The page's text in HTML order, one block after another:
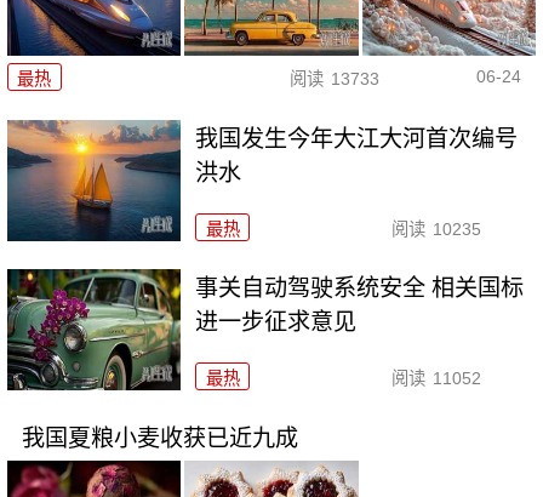
最热 阅读 13733 06-24
我国发生今年大江大河首次编号
洪水
最热 阅读 10235
事关自动驾驶系统安全 相关国标
进一步征求意见
最热 阅读 11052
我国夏粮小麦收获已近九成